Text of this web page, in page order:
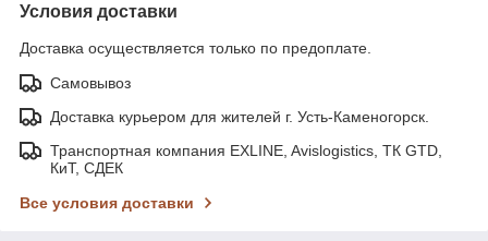
Условия доставки
Доставка осуществляется только по предоплате.
Самовывоз
Доставка курьером для жителей г. Усть-Каменогорск.
Транспортная компания EXLINE, Avislogistics, ТК GTD,
КиТ, СДЕК
Все условия доставки